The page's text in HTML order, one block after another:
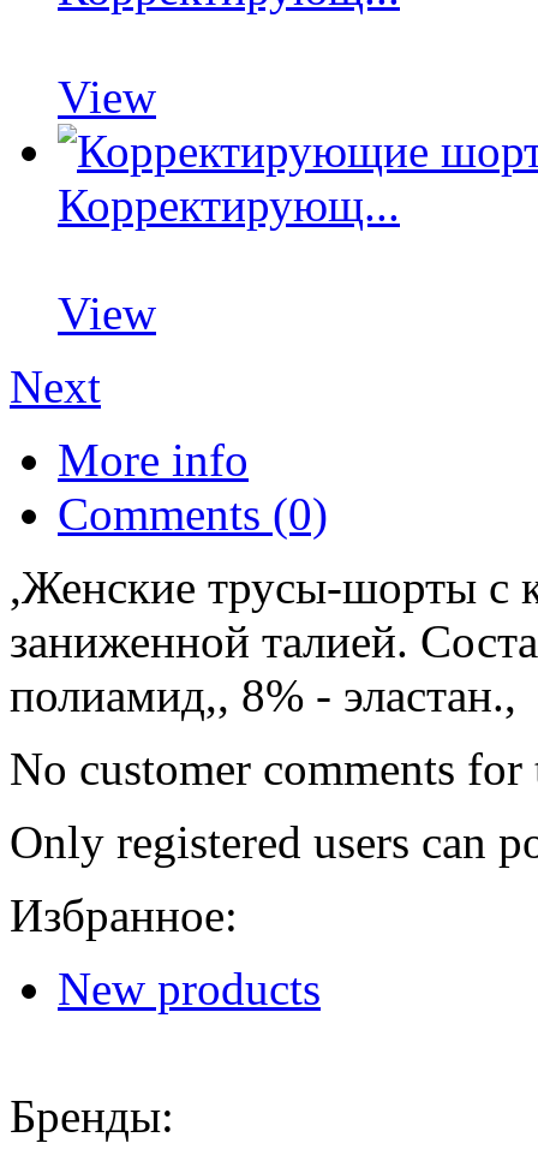
View
Корректирующ...
View
Next
More info
Comments (0)
,Женские трусы-шорты с
заниженной талией.
полиамид,, 8% - эластан.,
No customer comments for
Only registered users can
Избранное:
New products
Бренды: